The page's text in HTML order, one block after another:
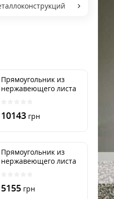
Прямоугольник из
нержавеющего листа
10143 грн
Прямоугольник из
нержавеющего листа
5155 грн